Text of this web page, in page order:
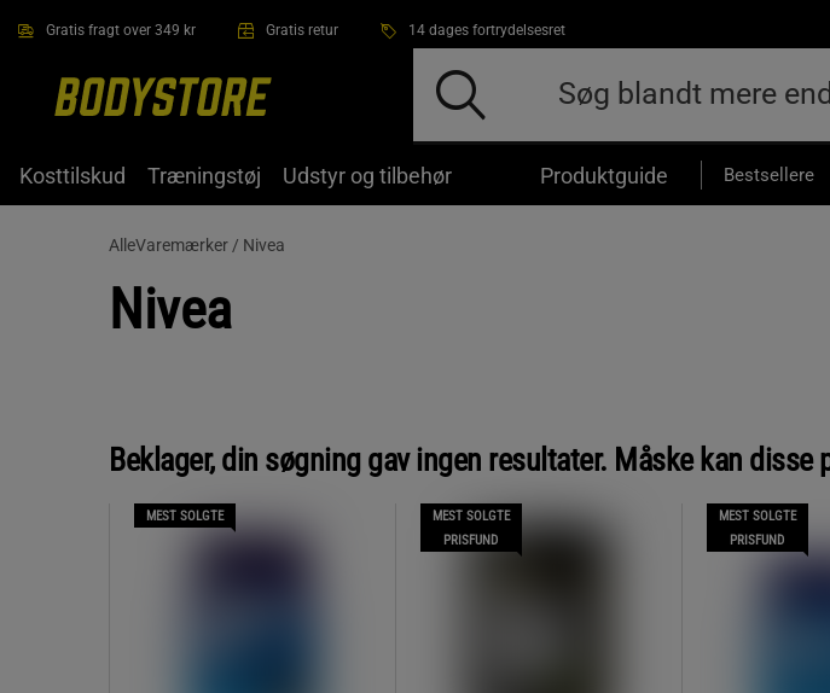
Gratis fragt over 349 kr Gratis retur 14 dages fortrydelsesret
Kosttilskud Træningstøj Udstyr og tilbehør Produktguide Bestsellere
AlleVaremærker / Nivea
Nivea
Beklager, din søgning gav ingen resultater. Måske kan
MEST SOLGTE
MEST SOLGTE
PRISFUND
MEST SOLGTE
PRISFUND